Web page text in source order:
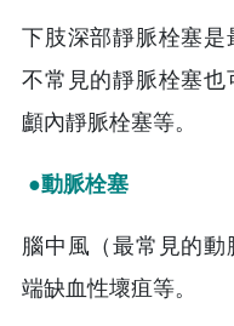
下肢深部靜脈栓塞
不常見的靜脈栓塞
顱內靜脈栓塞等。
●動脈栓塞
腦中風（最常見的
端缺血性壞疽等。